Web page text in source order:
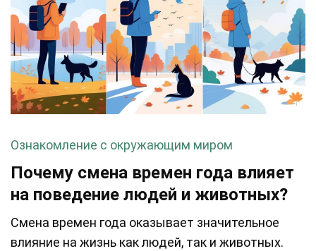
Ознакомление с окружающим миром
Почему смена времен года влияет
на поведение людей и животных?
Смена времен года оказывает значительное
влияние на жизнь как людей, так и животных.